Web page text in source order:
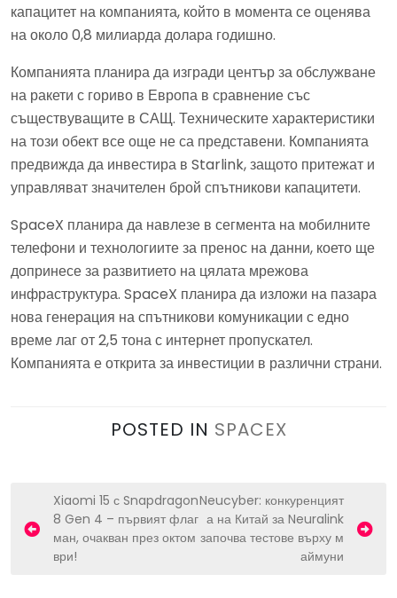
капацитет на компанията, който в момента се оценява
на около 0,8 милиарда долара годишно.
Компанията планира да изгради център за обслужване
на ракети с гориво в Европа в сравнение със
съществуващите в САЩ. Техническите характеристики
на този обект все още не са представени. Компанията
предвижда да инвестира в Starlink, защото притежат и
управляват значителен брой спътникови капацитети.
SpaceX планира да навлезе в сегмента на мобилните
телефони и технологиите за пренос на данни, което ще
допринесе за развитието на цялата мрежова
инфраструктура. SpaceX планира да изложи на пазара
нова генерация на спътникови комуникации с едно
време лаг от 2,5 тона с интернет пропускател.
Компанията е открита за инвестиции в различни страни.
POSTED IN SPACEX
o
Xiaomi 15 с Snapdragon
8 Gen 4 – първият флаг
ман, очакван през октом
ври!
Neucyber: конкуренцият
а на Китай за Neuralink
започва тестове върху м
аймуни